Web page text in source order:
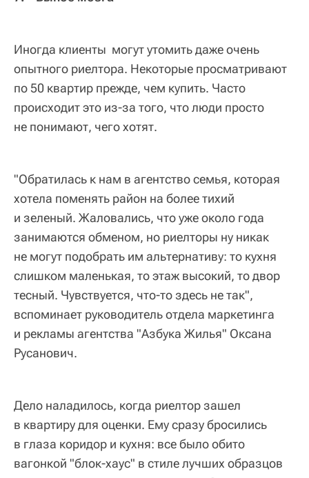
Иногда клиенты могут утомить даже очень
опытного риелтора. Некоторые просматривают
по 50 квартир прежде, чем купить. Часто
происходит это из-за того, что люди просто
не понимают, чего хотят.
"Обратилась к нам в агентство семья, которая
хотела поменять район на более тихий
и зеленый. Жаловались, что уже около года
занимаются обменом, но риелторы ну никак
не могут подобрать им альтернативу: то кухня
слишком маленькая, то этаж высокий, то двор
тесный. Чувствуется, что-то здесь не так",
вспоминает руководитель отдела маркетинга
и рекламы агентства "Азбука Жилья" Оксана
Русанович.
Дело наладилось, когда риелтор зашел
в квартиру для оценки. Ему сразу бросились
в глаза коридор и кухня: все было обито
вагонкой "блок-хаус" в стиле лучших образцов